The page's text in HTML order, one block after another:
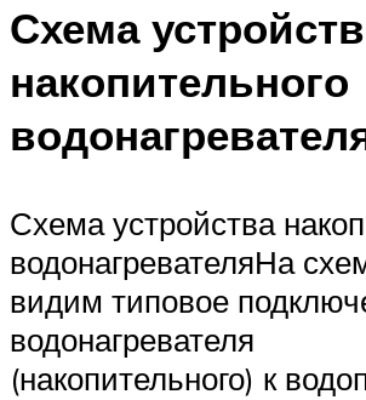
Схема
накопительного
Схема устройства
водонагревателяНа
видим типовое
водонагревателя
(накопительного) к